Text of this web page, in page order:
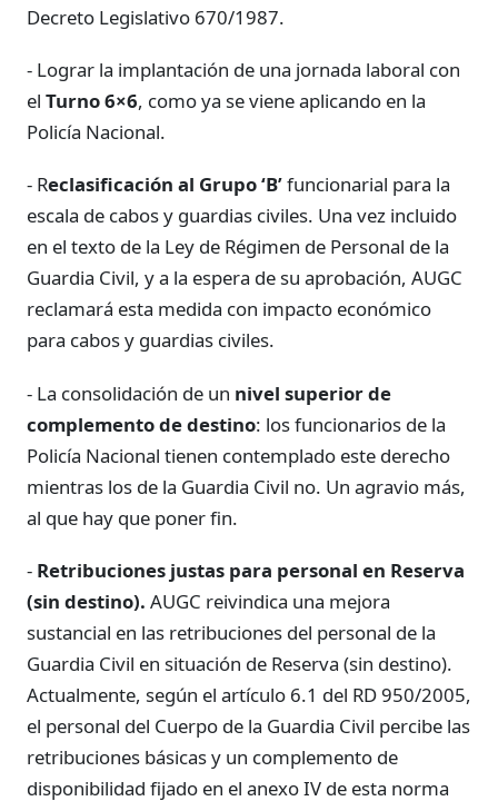
Decreto Legislativo 670/1987.
- Lograr la implantación de una jornada laboral con
el Turno 6×6, como ya se viene aplicando en la
Policía Nacional.
- Reclasificación al Grupo ‘B’funcionarial para la
escala de cabos y guardias civiles. Una vez incluido
en el texto de la Ley de Régimen de Personal de la
Guardia Civil, y a la espera de su aprobación, AUGC
reclamará esta medida con impacto económico
para cabos y guardias civiles.
- La consolidación de un nivel superior de
complemento de destino: los funcionarios de la
Policía Nacional tienen contemplado este derecho
mientras los de la Guardia Civil no. Un agravio más,
al que hay que poner fin.
- Retribuciones justas para personal en Reserva
(sin destino). AUGC reivindica una mejora
sustancial en las retribuciones del personal de la
Guardia Civil en situación de Reserva (sin destino).
Actualmente, según el artículo 6.1 del RD 950/2005,
el personal del Cuerpo de la Guardia Civil percibe las
retribuciones básicas y un complemento de
disponibilidad fijado en el anexo IV de esta norma